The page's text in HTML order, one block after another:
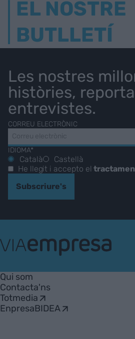
EL NOSTRE
BUTLLETÍ
Les nostres
històries,
entrevistes.
CORREU ELECTRÒNIC
IDIOMA*
Català
Castellà
He llegit i accepto el
Subscriure's
Empresa
Qui som
Contacta'ns
Totmedia
EnpresaBIDEA